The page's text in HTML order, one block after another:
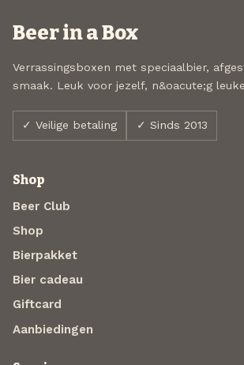
Beer in a Box
Verrassingsboxen met speciaalbier,
smaak. Leuk voor jezelf, n&oacute;g
✓ Veilige betaling ✓ Sinds 2013
Shop
Beer Club
Shop
Bierpakket
Bier cadeau
Giftcard
Aanbiedingen